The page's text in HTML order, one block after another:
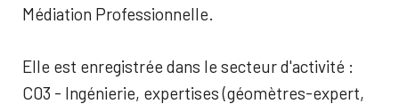
Médiation Professionnelle.
Elle est enregistrée dans le secteur d'activité :
C03 - Ingénierie, expertises (géomètres-expert,